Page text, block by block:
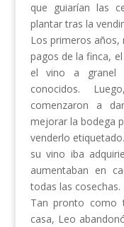
que guiarían las
plantar tras la
Los primeros
pagos de la finca,
el vino a granel
conocidos.
comenzaron a
mejorar la bodega
venderlo
su vino iba
aumentaban en
todas las cosechas.
Tan pronto como
casa, Leo